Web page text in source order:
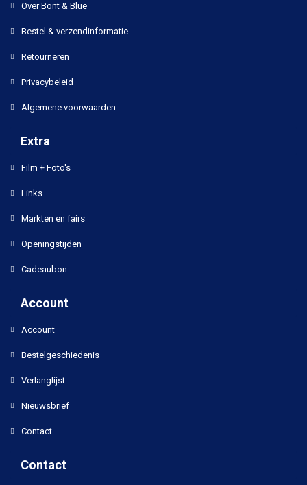
Over Bont & Blue
Bestel & verzendinformatie
Retourneren
Privacybeleid
Algemene voorwaarden
Extra
Film + Foto's
Links
Markten en fairs
Openingstijden
Cadeaubon
Account
Account
Bestelgeschiedenis
Verlanglijst
Nieuwsbrief
Contact
Contact